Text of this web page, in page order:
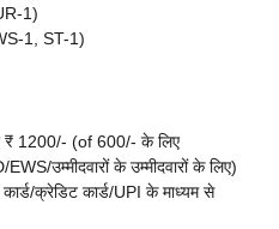
1)
1, ST-1)
₹ 1200/- (of 600/- के लिए
उम्मीदवारों के उम्मीदवारों के लिए)
क्रेडिट कार्ड/UPI के माध्यम से